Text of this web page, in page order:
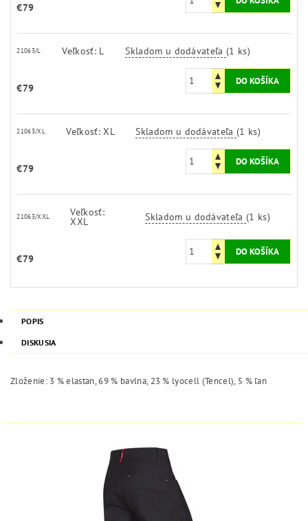
€79
21063/L Veľkosť: L Skladom u dodávateľa(1 ks)
€79
21063/XL Veľkosť: XL Skladom u dodávateľa(1 ks)
€79
21063/XXL Veľkosť:
XXL Skladom u dodávateľa(1 ks)
€79
POPIS
DISKUSIA
Zloženie: 3 % elastan, 69 % bavlna, 23 % lyocell (Tencel), 5 % ľan